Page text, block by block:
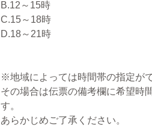
B.12～15時
C.15～18時
D.18～21時
※地域によっては時間帯の指定が
その場合は伝票の備考欄に希望時
す。
あらかじめご了承ください。